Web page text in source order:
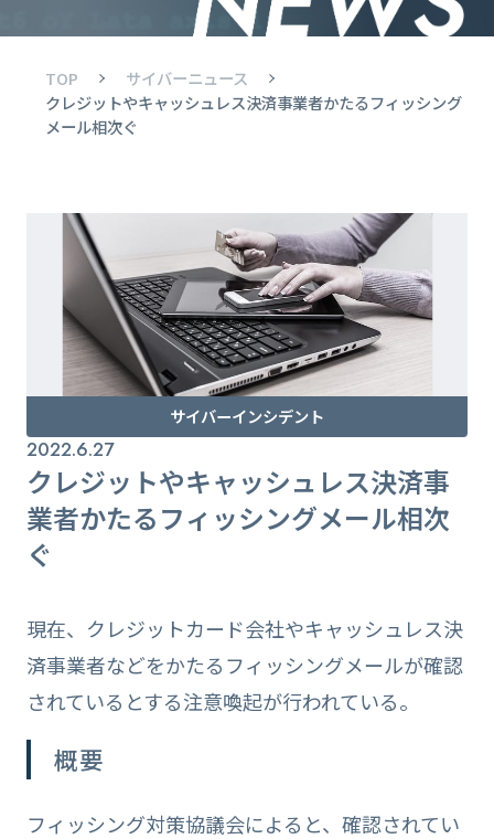
TOP
サイバーニュース
クレジットやキャッシュレス決済事業者かたるフィッシング
メール相次ぐ
サイバーインシデント
2022.6.27
クレジットやキャッシュレス決済事
業者かたるフィッシングメール相次
ぐ
現在、クレジットカード会社やキャッシュレス決
済事業者などをかたるフィッシングメールが確認
されているとする注意喚起が行われている。
概要
フィッシング対策協議会によると、確認されてい